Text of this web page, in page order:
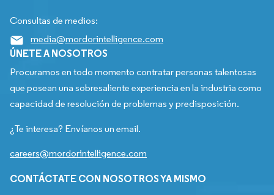
Consultas de medios:
media@mordorintelligence.com
ÚNETE A NOSOTROS
Procuramos en todo momento contratar personas talentosas
que posean una sobresaliente experiencia en la industria como
capacidad de resolución de problemas y predisposición.
¿Te interesa? Envíanos un email.
careers@mordorintelligence.com
CONTÁCTATE CON NOSOTROS YA MISMO